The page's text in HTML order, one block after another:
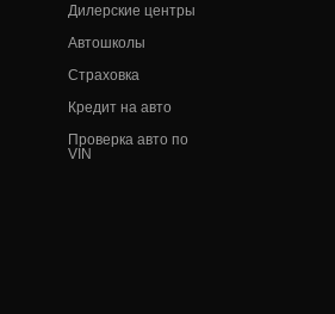
Дилерские центры
Автошколы
Страховка
Кредит на авто
Проверка авто по
VIN